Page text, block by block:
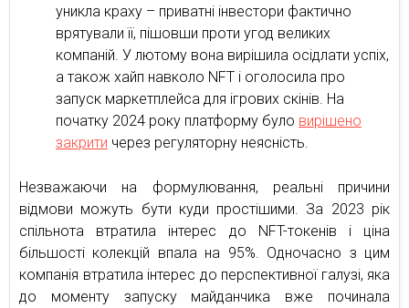
уникла краху – приватні інвестори фактично
врятували її, пішовши проти угод великих
компаній. У лютому вона вирішила осідлати успіх,
а також хайп навколо NFT і оголосила про
запуск маркетплейса для ігрових скінів. На
початку 2024 року платформу було вирішено
закрити через регуляторну неясність.
Незважаючи на формулювання, реальні причини
відмови можуть бути куди простішими. За 2023 рік
спільнота втратила інтерес до NFT-токенів і ціна
більшості колекцій впала на 95%. Одночасно з цим
компанія втратила інтерес до перспективної галузі, яка
до моменту запуску майданчика вже починала